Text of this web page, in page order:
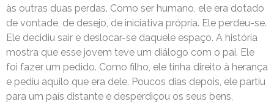
às outras duas perdas. Como ser humano, ele era dotado
de vontade, de desejo, de iniciativa própria. Ele perdeu-se.
Ele decidiu sair e deslocar-se daquele espaço. A história
mostra que esse jovem teve um diálogo com o pai. Ele
foi fazer um pedido. Como filho, ele tinha direito à herança
e pediu aquilo que era dele. Poucos dias depois, ele partiu
para um país distante e desperdiçou os seus bens,